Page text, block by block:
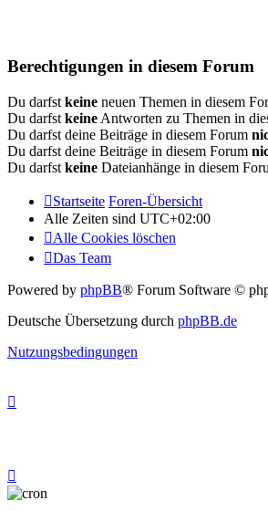
Berechtigungen in diesem Forum
Du darfst keine neuen Themen in diesem
Du darfst keine Antworten zu Themen in
Du darfst deine Beiträge in diesem Forum
Du darfst deine Beiträge in diesem Forum
Du darfst keine Dateianhänge in diesem
Startseite Foren-Übersicht
Alle Zeiten sind UTC+02:00
Alle Cookies löschen
Das Team
Powered by phpBB® Forum Software ©
Deutsche Übersetzung durch phpBB.de
Nutzungsbedingungen